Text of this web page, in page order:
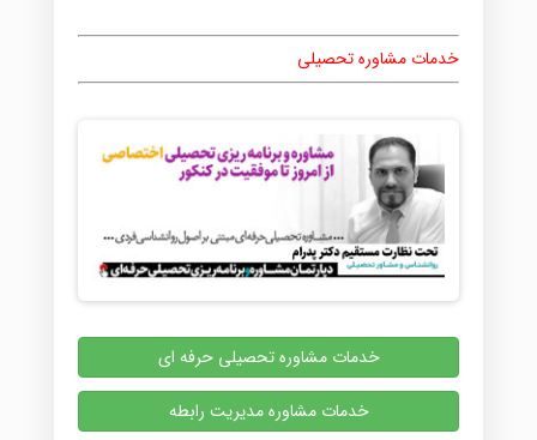
خدمات مشاوره تحصیلی
خدمات مشاوره تحصیلی حرفه ای
خدمات مشاوره مدیریت رابطه